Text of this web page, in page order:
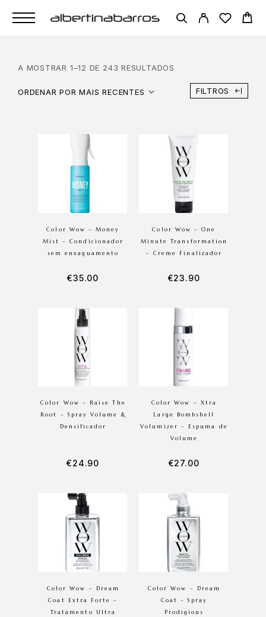
A MOSTRAR 1–12 DE 243 RESULTADOS
ORDENAR POR MAIS RECENTES FILTROS
Color Wow – Money
Mist – Condicionador
sem enxaguamento
€35.00
Color Wow – One
Minute Transformation
– Creme Finalizador
€23.90
Color Wow – Raise The
Root – Spray Volume &
Densificador
€24.90
Color Wow – Xtra
Large Bombshell
Volumizer – Espuma de
Volume
€27.00
Color Wow – Dream
Coat Extra Forte –
Tratamento Ultra
Color Wow – Dream
Coat – Spray
Prodigious